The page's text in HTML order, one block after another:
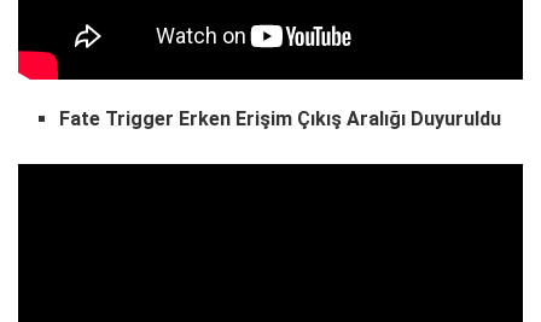
Fate Trigger Erken Erişim Çıkış Aralığı Duyuruldu